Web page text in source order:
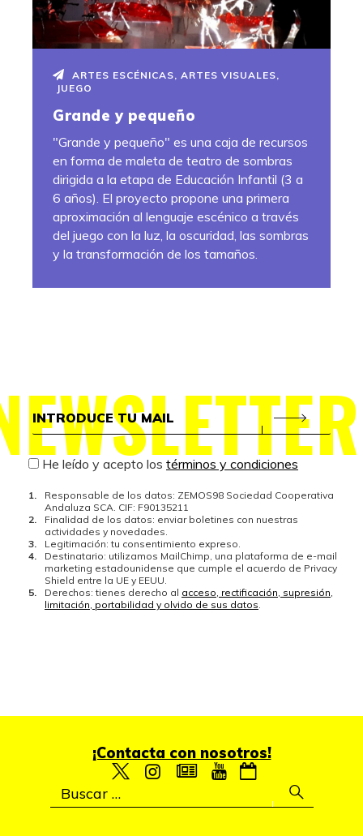
ARTES ESCÉNICAS ARTES VISUALES
JUEGO
Grande y pequeño
"Grande y pequeño" es una caja de recursos
en forma de maleta de teatro de sombras
dirigida a la etapa de Educación Infantil (3 a
6 años). El proyecto propone una primera
aproximación al lenguaje escénico a través
del juego con la luz, la oscuridad, las sombras
y la transformación de los tamaños.
He leído y acepto los términos y condiciones
Responsable de los datos: ZEMOS98 Sociedad Cooperativa
Andaluza SCA. CIF: F90135211
Finalidad de los datos: enviar boletines con nuestras
actividades y novedades.
Legitimación: tu consentimiento expreso.
Destinatario: utilizamos MailChimp, una plataforma de e-mail
marketing estadounidense que cumple el acuerdo de Privacy
Shield entre la UE y EEUU.
Derechos: tienes derecho al acceso, rectificación, supresión,
limitación, portabilidad y olvido de sus datos
¡Contacta con nosotros!